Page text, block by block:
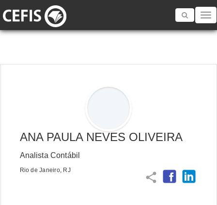
Toggle
ANA PAULA NEVES OLIVEIRA
Analista Contábil
Rio de Janeiro, RJ
share